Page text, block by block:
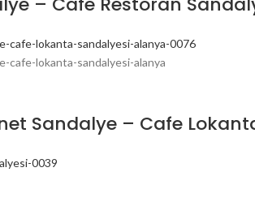
Sandalye – Cafe